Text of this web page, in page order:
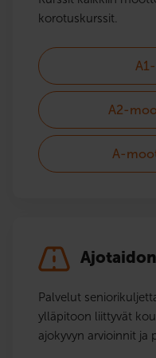
korotuskurssit.
A2-
A-
Palvelut
ylläpitoon liittyvät
ajokyvyn arvioinnit ja